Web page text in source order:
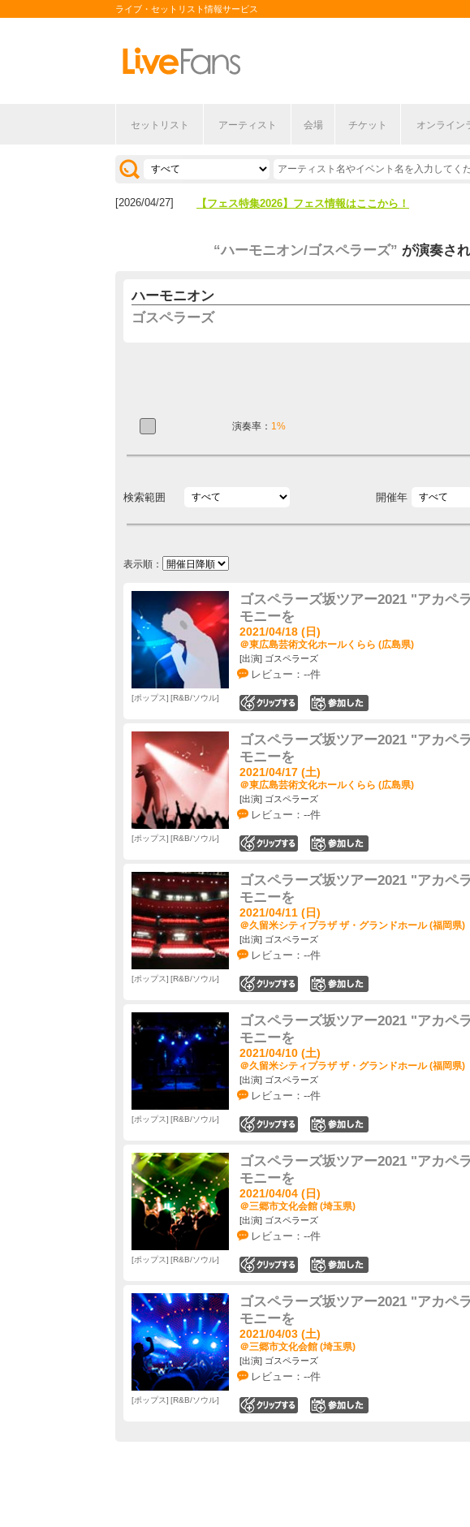
ライブ・セットリスト情報サービス
セットリスト アーティスト 会場 チケット オンライン
[2026/07/28] 【ライブ動員ランキング】2026年上半期編発表！
[2026/04/27] 【フェス特集2026】フェス情報はここから！
“ハーモニオン/ゴスペラーズ” が演奏さ
ハーモニオン
ゴスペラーズ
演奏率： 1%
検索範囲 開催年
表示順：
ゴスペラーズ坂ツアー2021 "アカペ
モニーを
2021/04/18 (日)
＠東広島芸術文化ホールくらら (広島県)
[出演] ゴスペラーズ
レビュー：--件
ポップス R&B/ソウル
ゴスペラーズ坂ツアー2021 "アカペ
モニーを
2021/04/17 (土)
＠東広島芸術文化ホールくらら (広島県)
[出演] ゴスペラーズ
レビュー：--件
ポップス R&B/ソウル
ゴスペラーズ坂ツアー2021 "アカペ
モニーを
2021/04/11 (日)
＠久留米シティプラザ ザ・グランドホール (福岡県)
[出演] ゴスペラーズ
レビュー：--件
ポップス R&B/ソウル
ゴスペラーズ坂ツアー2021 "アカペ
モニーを
2021/04/10 (土)
＠久留米シティプラザ ザ・グランドホール (福岡県)
[出演] ゴスペラーズ
レビュー：--件
ポップス R&B/ソウル
ゴスペラーズ坂ツアー2021 "アカペ
モニーを
2021/04/04 (日)
＠三郷市文化会館 (埼玉県)
[出演] ゴスペラーズ
レビュー：--件
ポップス R&B/ソウル
ゴスペラーズ坂ツアー2021 "アカペ
モニーを
2021/04/03 (土)
＠三郷市文化会館 (埼玉県)
[出演] ゴスペラーズ
レビュー：--件
ポップス R&B/ソウル